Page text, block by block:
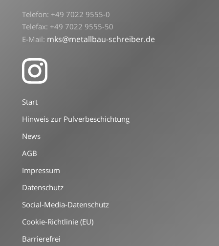
Telefon: +49 7022 9555-0
Telefax: +49 7022 9555-50
E-Mail: mks@metallbau-schreiber.de
Start
Hinweis zur Pulverbeschichtung
News
AGB
Impressum
Datenschutz
Social-Media-Datenschutz
Cookie-Richtlinie (EU)
Barrierefrei